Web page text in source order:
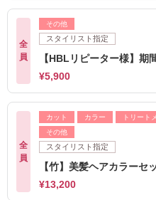
全
員
その他
スタイリスト指定
【HBLリピーター様】期
¥5,900
全
員
カット カラー トリート
その他
スタイリスト指定
【竹】美髪ヘアカラーセ
¥13,200